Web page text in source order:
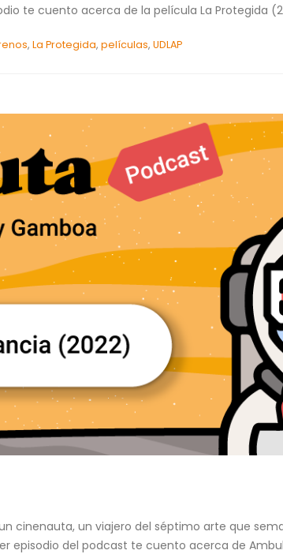
te cuento acerca de la película La Protegida
,La Protegida,películas,UDLAP
cinenauta, un viajero del séptimo arte que
episodio del podcast te cuento acerca de